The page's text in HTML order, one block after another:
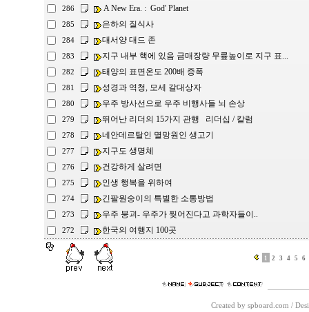
286 A New Era. : God' Planet
285 은하의 질식사
284 대서양 대드 존
283 지구 내부 핵에 있음 금매장량 무륲높이로 지구 표...
282 태양의 표면온도 200배 증폭
281 성경과 역청, 모세 갈대상자
280 우주 방사선으로 우주 비행사들 뇌 손상
279 뛰어난 리더의 15가지 관행 리더십 / 칼럼
278 네안데르탈인 멸망원인 생고기
277 지구도 생명체
276 건강하게 살려면
275 인생 행복을 위하여
274 긴팔원숭이의 특별한 소통방법
273 우주 붕괴- 우주가 찢어진다고 과학자들이..
272 한국의 여행지 100곳
1 2 3 4 5 6
Created by spboard.com /